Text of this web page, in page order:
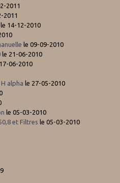
2011
2011
le 14-12-2010
le 09-09-2010
le 21-06-2010
06-2010
alpha le 27-05-2010
le 05-03-2010
et Filtres le 05-03-2010